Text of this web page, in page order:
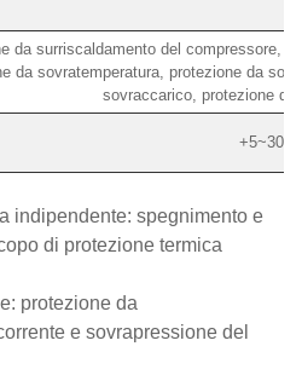
da surriscaldamento del compressore,
da sovratemperatura, protezione da
sovraccarico, protezione da
+5~30℃
indipendente: spegnimento e
di protezione termica
protezione da
e sovrapressione del